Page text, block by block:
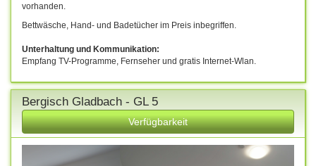
vorhanden.
Bettwäsche, Hand- und Badetücher im Preis inbegriffen.
Unterhaltung und Kommunikation:
Empfang TV-Programme, Fernseher und gratis Internet-Wlan.
Bergisch Gladbach - GL 5
Verfügbarkeit
Previous